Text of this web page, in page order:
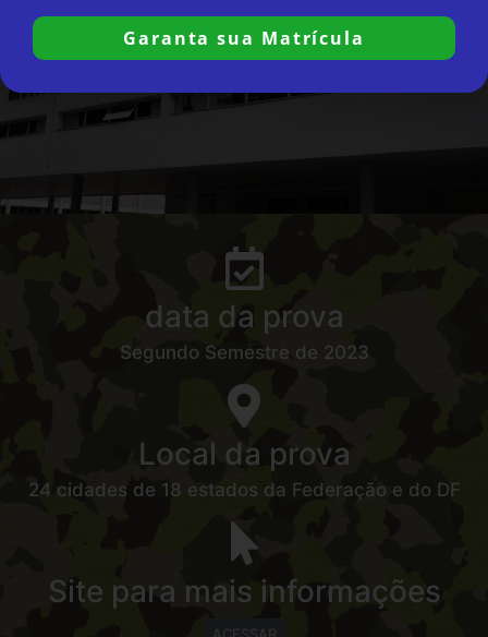
data da prova
Segundo Semestre de 2023
Local da prova
24 cidades de 18 estados da Federação e do DF
Site para mais informações
Garanta sua Matrícula